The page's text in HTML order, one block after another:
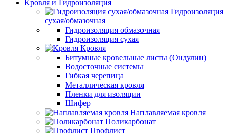
Кровля и Гидроизоляция
Гидроизоляция
сухая/обмазочная
Гидроизоляция обмазочная
Гидроизоляция сухая
Кровля
Битумные кровельные листы (Ондулин)
Водосточные системы
Гибкая черепица
Металлическая кровля
Пленки для изоляции
Шифер
Наплавляемая кровля
Поликарбонат
Профлист